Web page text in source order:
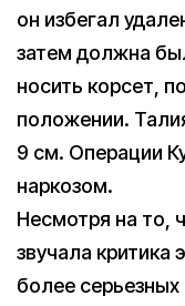
он избегал
затем должна
носить корсет,
положении.
9 см. Операции
наркозом.
Несмотря на то,
звучала критика
более